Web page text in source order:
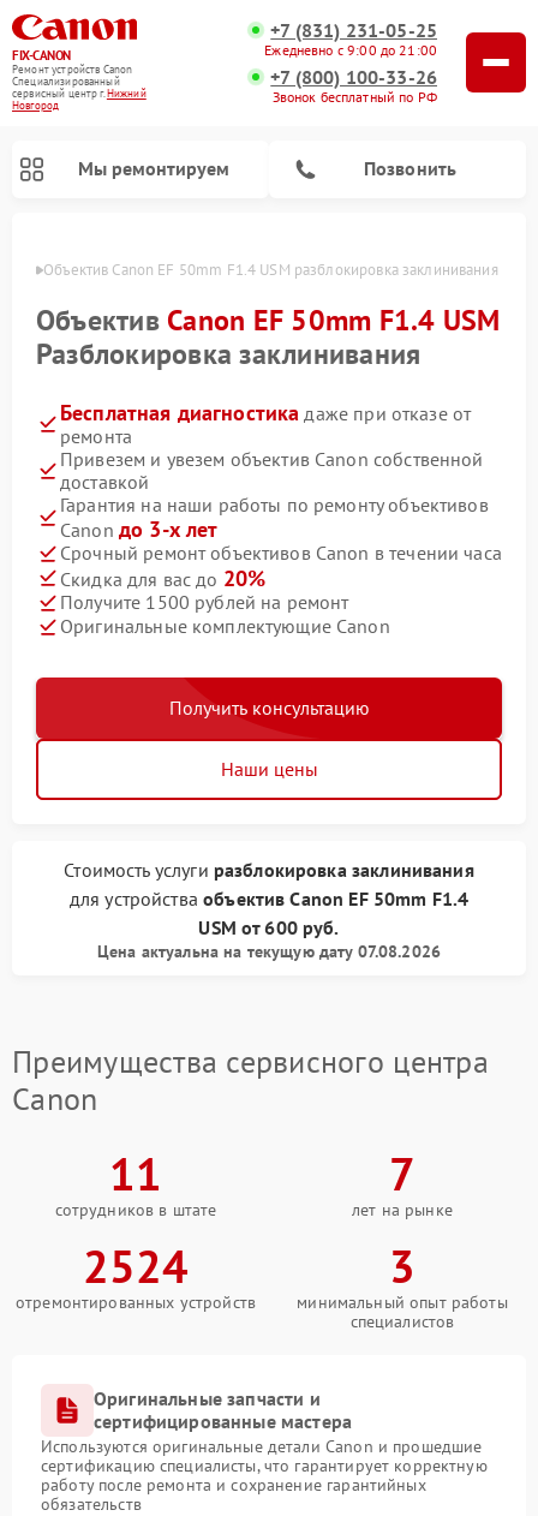
FIX-CANON
Ремонт устройств Canon
Специализированный
cервисный центр г.Нижний
Новгород
+7 (831) 231-05-25
Ежедневно с 9:00 до 21:00
+7 (800) 100-33-26
Звонок бесплатный по РФ
Мы ремонтируем Позвонить
Объектив Canon EF 50mm F1.4 USM разблокировка заклинивания
Объектив Canon EF 50mm F1.4 USM
Разблокировка заклинивания
Бесплатная диагностика даже при отказе от
ремонта
Привезем и увезем объектив Canon собственной
доставкой
Гарантия на наши работы по ремонту объективов
Canon до 3-х лет
Срочный ремонт объективов Canon в течении часа
Скидка для вас до 20%
Получите 1500 рублей на ремонт
Оригинальные комплектующие Canon
Получить консультацию
Наши цены
Стоимость услуги разблокировка заклинивания
для устройстваобъектив Canon EF 50mm F1.4
USM от600 руб.
Цена актуальна на текущую дату 07.08.2026
Преимущества сервисного центра
Canon
11
сотрудников в штате
7
лет на рынке
2524
отремонтированных устройств
3
минимальный опыт работы
специалистов
Оригинальные запчасти и
сертифицированные мастера
Используются оригинальные детали Canon и прошедшие
сертификацию специалисты, что гарантирует корректную
работу после ремонта и сохранение гарантийных
обязательств